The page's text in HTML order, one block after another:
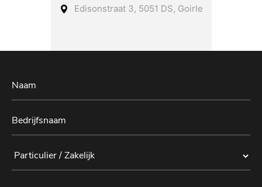
Edisonstraat 3, 5051 DS, Goirle